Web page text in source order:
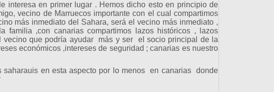
interesa en primer lugar . Hemos dicho esto en principio de
vecino de Marruecos importante con el cual compartimos
más inmediato del Sahara, será el vecino más inmediato ,
familia ,con canarias compartimos lazos históricos , lazos
que podría ayudar más y ser el socio principal de la
económicos ,intereses de seguridad ; canarias es nuestro
en esta aspecto por lo menos en canarias donde